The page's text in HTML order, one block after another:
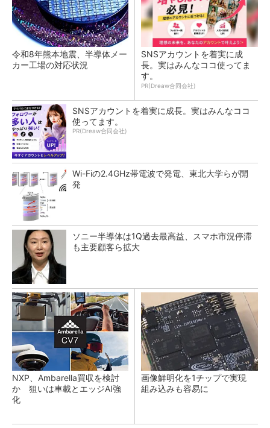
令和8年熊本地震、半導体メー
カー工場の対応状況
SNSアカウントを着実に成
長。実はみんなココ使ってま
す。
PR(Dreaw合同会社)
SNSアカウントを着実に成長。実はみんなココ
使ってます。
PR(Dreaw合同会社)
Wi-Fiの2.4GHz帯電波で発電、東北大学らが開
発
ソニー半導体は1Q過去最高益、スマホ市況停滞
も主要顧客ら拡大
NXP、Ambarella買収を検討
か 狙いは車載とエッジAI強
化
画像鮮明化を1チップで実現
組み込みも容易に